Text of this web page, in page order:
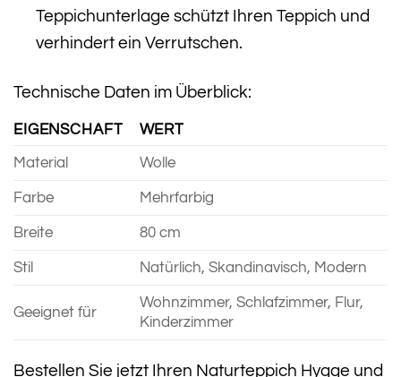
Teppichunterlage schützt Ihren Teppich und
verhindert ein Verrutschen.
Technische Daten im Überblick:
EIGENSCHAFT WERT
Material Wolle
Farbe Mehrfarbig
Breite 80 cm
Stil Natürlich, Skandinavisch, Modern
Geeignet für
Wohnzimmer, Schlafzimmer, Flur,
Kinderzimmer
Bestellen Sie jetzt Ihren Naturteppich Hygge und